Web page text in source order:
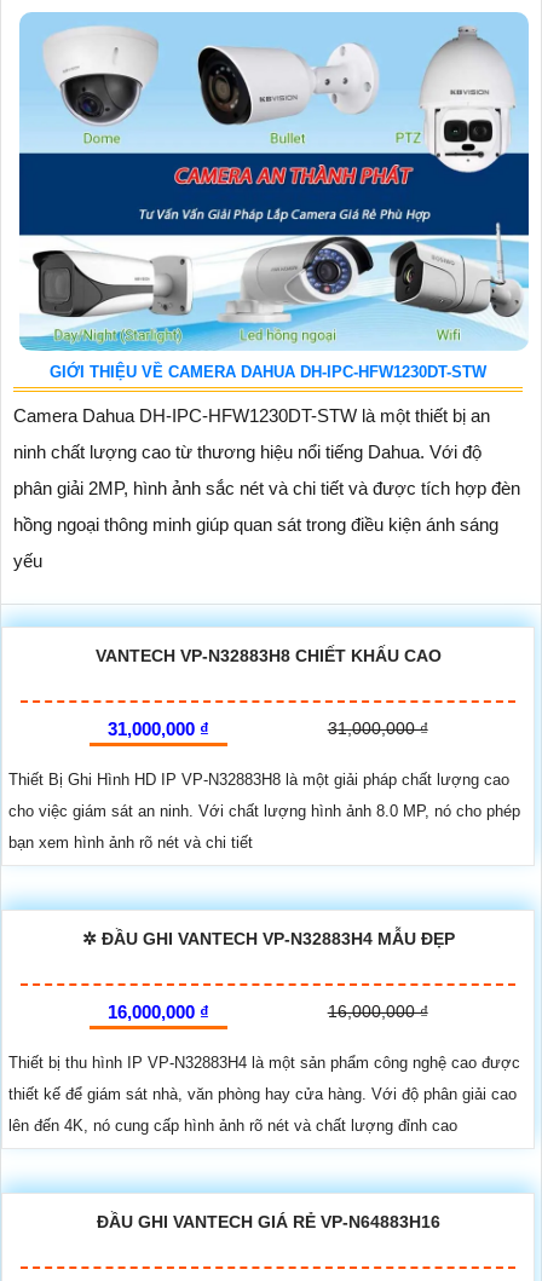
GIỚI THIỆU VỀ CAMERA DAHUA DH-IPC-HFW1230DT-STW
Camera Dahua DH-IPC-HFW1230DT-STW là một thiết bị an
ninh chất lượng cao từ thương hiệu nổi tiếng Dahua. Với độ
phân giải 2MP, hình ảnh sắc nét và chi tiết và được tích hợp đèn
hồng ngoại thông minh giúp quan sát trong điều kiện ánh sáng
yếu
VANTECH VP-N32883H8 CHIẾT KHẤU CAO
31,000,000 ₫ 31,000,000 ₫
Thiết Bị Ghi Hình HD IP VP-N32883H8 là một giải pháp chất lượng cao
cho việc giám sát an ninh. Với chất lượng hình ảnh 8.0 MP, nó cho phép
bạn xem hình ảnh rõ nét và chi tiết
✲ ĐẦU GHI VANTECH VP-N32883H4 MẪU ĐẸP
16,000,000 ₫ 16,000,000 ₫
Thiết bị thu hình IP VP-N32883H4 là một sản phẩm công nghệ cao được
thiết kế để giám sát nhà, văn phòng hay cửa hàng. Với độ phân giải cao
lên đến 4K, nó cung cấp hình ảnh rõ nét và chất lượng đỉnh cao
ĐẦU GHI VANTECH GIÁ RẺ VP-N64883H16